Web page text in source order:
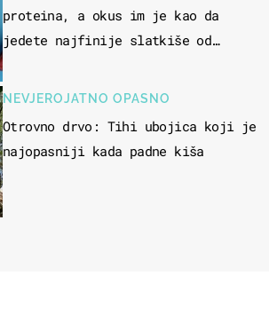
proteina, a okus im je kao da
jedete najfinije slatkiše od
NEVJEROJATNO OPASNO
Otrovno drvo: Tihi ubojica koji je
najopasniji kada padne kiša